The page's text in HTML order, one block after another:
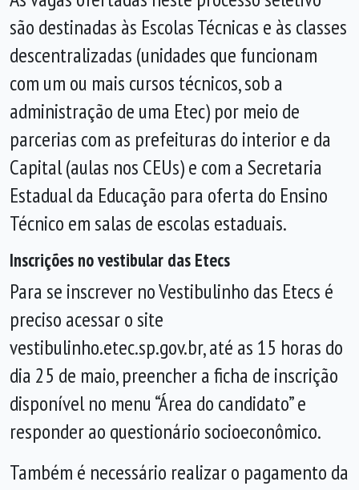
são destinadas às Escolas Técnicas e às classes
descentralizadas (unidades que funcionam
com um ou mais cursos técnicos, sob a
administração de uma Etec) por meio de
parcerias com as prefeituras do interior e da
Capital (aulas nos CEUs) e com a Secretaria
Estadual da Educação para oferta do Ensino
Técnico em salas de escolas estaduais.
Inscrições no vestibular das Etecs
Para se inscrever no Vestibulinho das Etecs é
preciso acessar o site
vestibulinho.etec.sp.gov.br, até as 15 horas do
dia 25 de maio, preencher a ficha de inscrição
disponível no menu “Área do candidato” e
responder ao questionário socioeconômico.
Também é necessário realizar o pagamento da